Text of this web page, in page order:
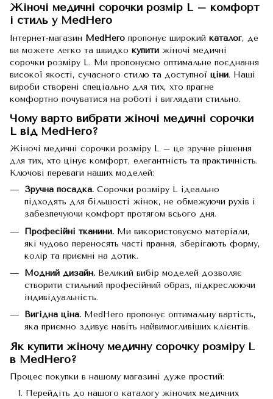
Жіночі медичні сорочки розмір L – комфорт
і стиль у MedHero
Інтернет-магазин MedHero пропонує широкий каталог, де
ви можете легко та швидко купити жіночі медичні
сорочки розміру L. Ми пропонуємо оптимальне поєднання
високої якості, сучасного стилю та доступної ціни. Наші
вироби створені спеціально для тих, хто прагне
комфортно почуватися на роботі і виглядати стильно.
Чому варто вибрати жіночі медичні сорочки
L від MedHero?
Жіночі медичні сорочки розміру L – це зручне рішення
для тих, хто цінує комфорт, елегантність та практичність.
Ключові переваги наших моделей:
Зручна посадка. Сорочки розміру L ідеально
підходять для більшості жінок, не обмежуючи рухів і
забезпечуючи комфорт протягом всього дня.
Професійні тканини. Ми використовуємо матеріали,
які чудово переносять часті прання, зберігають форму,
колір та приємні на дотик.
Модний дизайн. Великий вибір моделей дозволяє
створити стильний професійний образ, підкреслюючи
індивідуальність.
Вигідна ціна. MedHero пропонує оптимальну вартість,
яка приємно здивує навіть найвимогливіших клієнтів.
Як купити жіночу медичну сорочку розміру L
в MedHero?
Процес покупки в нашому магазині дуже простий:
Перейдіть до нашого каталогу жіночих медичних